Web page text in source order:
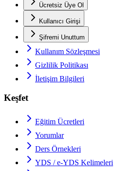
Ücretsiz Üye Ol
Kullanıcı Girişi
Şifremi Unuttum
Kullanım Sözleşmesi
Gizlilik Politikası
İletişim Bilgileri
Keşfet
Eğitim Ücretleri
Yorumlar
Ders Örnekleri
YDS / e-YDS Kelimeleri